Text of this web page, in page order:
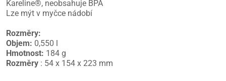
Kareline®, neobsahuje BPA
Lze mýt v myčce nádobí
Rozměry:
Objem: 0,550 l
Hmotnost: 184 g
Rozměry : 54 x 154 x 223 mm